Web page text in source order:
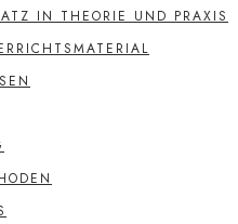
IN THEORIE UND PRAXIS